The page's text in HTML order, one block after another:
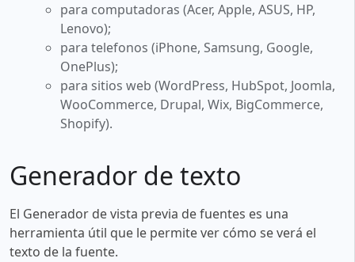
para computadoras (Acer, Apple, ASUS, HP,
Lenovo);
para telefonos (iPhone, Samsung, Google,
OnePlus);
para sitios web (WordPress, HubSpot, Joomla,
WooCommerce, Drupal, Wix, BigCommerce,
Shopify).
Generador de texto
El Generador de vista previa de fuentes es una
herramienta útil que le permite ver cómo se verá el
texto de la fuente.